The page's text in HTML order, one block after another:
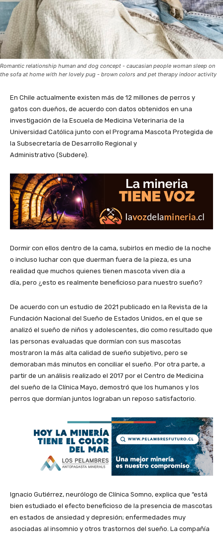
Romantic relationship human and dog concept - caucasian people woman sleep on
the sofa at home with her lovely pug - brown colors and pet therapy indoor activity
En Chile actualmente existen más de 12 millones de perros y
gatos con dueños, de acuerdo con datos obtenidos en una
investigación de la Escuela de Medicina Veterinaria de la
Universidad Católica junto con el Programa Mascota Protegida de
la Subsecretaría de Desarrollo Regional y
Administrativo (Subdere).
Dormir con ellos dentro de la cama, subirlos en medio de la noche
o incluso luchar con que duerman fuera de la pieza, es una
realidad que muchos quienes tienen mascota viven día a
día, pero ¿esto es realmente beneficioso para nuestro sueño?
De acuerdo con un estudio de 2021 publicado en la Revista de la
Fundación Nacional del Sueño de Estados Unidos, en el que se
analizó el sueño de niños y adolescentes, dio como resultado que
las personas evaluadas que dormían con sus mascotas
mostraron la más alta calidad de sueño subjetivo, pero se
demoraban más minutos en conciliar el sueño. Por otra parte, a
partir de un análisis realizado el 2017 por el Centro de Medicina
del sueño de la Clínica Mayo, demostró que los humanos y los
perros que dormían juntos lograban un reposo satisfactorio.
Ignacio Gutiérrez, neurólogo de Clínica Somno, explica que “está
bien estudiado el efecto beneficioso de la presencia de mascotas
en estados de ansiedad y depresión; enfermedades muy
asociadas al insomnio y otros trastornos del sueño. La compañía